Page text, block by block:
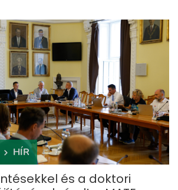
HÍR
és a doktori